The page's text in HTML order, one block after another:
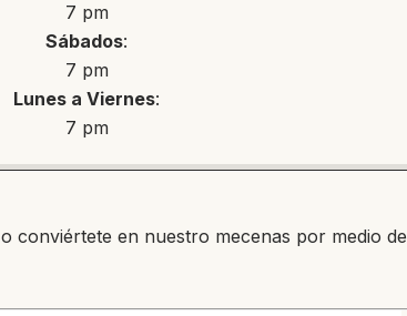
7 pm
Sábados:
7 pm
Lunes a Viernes:
7 pm
o conviértete en nuestro mecenas por medio de